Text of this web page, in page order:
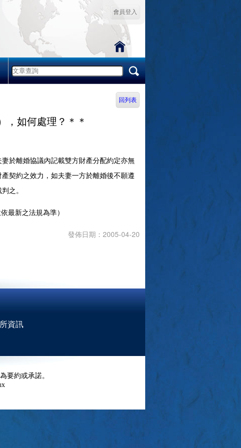
會員登入
回列表
，如何處理？＊＊
於離婚協議內記載雙方財產分配約定亦無
契約之效力，如夫妻一方於離婚後不願遵
之。
最新之法規為準）
發佈日期：2005-04-20
資訊
要約或承諾。